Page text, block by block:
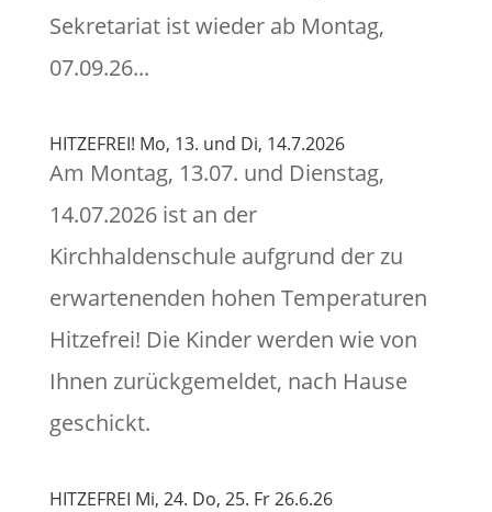
Sekretariat ist wieder ab Montag,
07.09.26...
HITZEFREI! Mo, 13. und Di, 14.7.2026
Am Montag, 13.07. und Dienstag,
14.07.2026 ist an der
Kirchhaldenschule aufgrund der zu
erwartenenden hohen Temperaturen
Hitzefrei! Die Kinder werden wie von
Ihnen zurückgemeldet, nach Hause
geschickt.
HITZEFREI Mi, 24. Do, 25. Fr 26.6.26